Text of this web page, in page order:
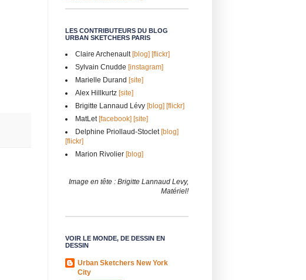
LES CONTRIBUTEURS DU BLOG
URBAN SKETCHERS PARIS
Claire Archenault[blog] [flickr]
Sylvain Cnudde [instagram]
Marielle Durand [site]
Alex Hillkurtz [site]
Brigitte Lannaud Lévy [blog] [flickr]
MatLet[facebook] [site]
Delphine Priollaud-Stoclet[blog]
[flickr]
Marion Rivolier [blog]
Image en tête : Brigitte Lannaud Levy,
Matériel!
VOIR LE MONDE, DE DESSIN EN
DESSIN
Urban Sketchers New York
City